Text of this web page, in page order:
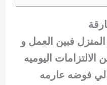
فبين العمل و
الالتزامات اليوميه
فوضه عارمه